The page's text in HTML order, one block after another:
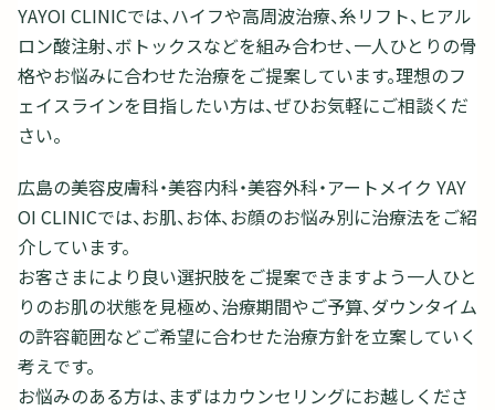
YAYOI CLINICでは、ハイフや高周波治療、糸リフト、ヒアル
ロン酸注射、ボトックスなどを組み合わせ、一人ひとりの骨
格やお悩みに合わせた治療をご提案しています。理想のフ
ェイスラインを目指したい方は、ぜひお気軽にご相談くだ
さい。
広島の美容皮膚科・美容内科・美容外科・アートメイク YAY
OI CLINICでは、お肌、お体、お顔のお悩み別に治療法をご紹
介しています。
お客さまにより良い選択肢をご提案できますよう一人ひと
りのお肌の状態を見極め、治療期間やご予算、ダウンタイム
の許容範囲などご希望に合わせた治療方針を立案していく
考えです。
お悩みのある方は、まずはカウンセリングにお越しくださ